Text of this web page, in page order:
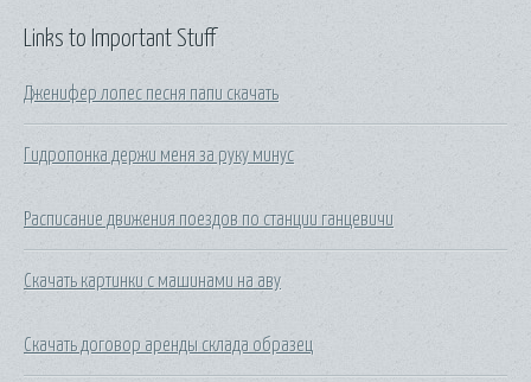
Links to Important Stuff
Дженифер лопес песня папи скачать
Гидропонка держи меня за руку минус
Расписание движения поездов по станции ганцевичи
Скачать картинки с машинами на аву
Скачать договор аренды склада образец